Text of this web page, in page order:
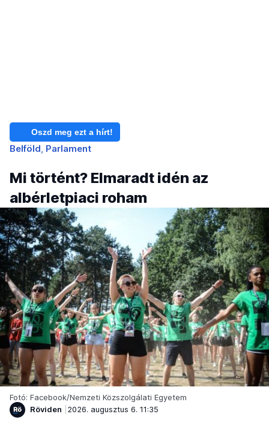
Oszd meg ezt a hírt!
Belföld Parlament
Mi történt? Elmaradt idén az
albérletpiaci roham
Fotó: Facebook/Nemzeti Közszolgálati Egyetem
Röviden
2026. augusztus 6. 11:35